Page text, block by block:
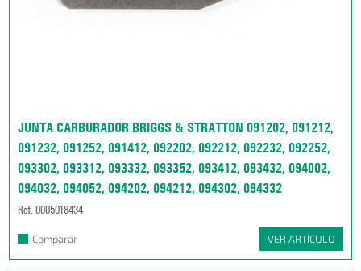
JUNTA CARBURADOR BRIGGS & STRATTON 091202, 091212,
091232, 091252, 091412, 092202, 092212, 092232, 092252,
093302, 093312, 093332, 093352, 093412, 093432, 094002,
094032, 094052, 094202, 094212, 094302, 094332
Ref. 0005018434
Comparar VER ARTÍCULO